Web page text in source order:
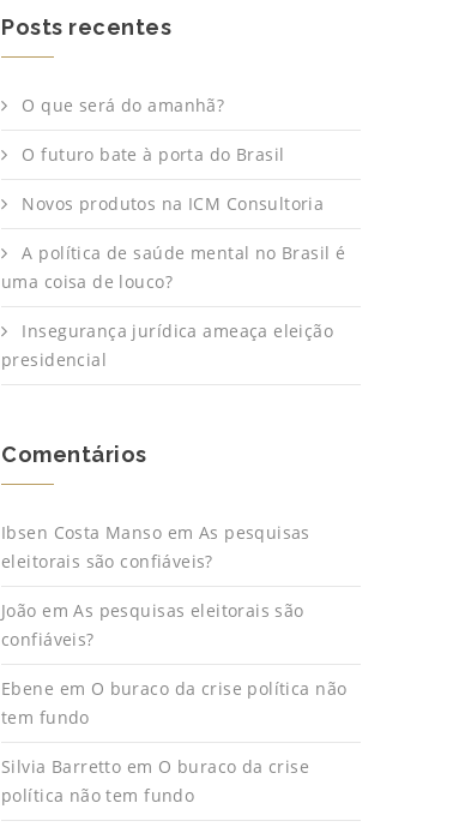
Posts recentes
O que será do amanhã?
O futuro bate à porta do Brasil
Novos produtos na ICM Consultoria
A política de saúde mental no Brasil é
uma coisa de louco?
Insegurança jurídica ameaça eleição
presidencial
Comentários
Ibsen Costa Manso em As pesquisas
eleitorais são confiáveis?
João emAs pesquisas eleitorais são
confiáveis?
Ebene em O buraco da crise política não
tem fundo
Silvia Barretto em O buraco da crise
política não tem fundo